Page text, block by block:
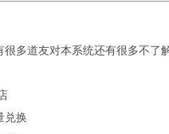
道友对本系统还有很多不了
兑换